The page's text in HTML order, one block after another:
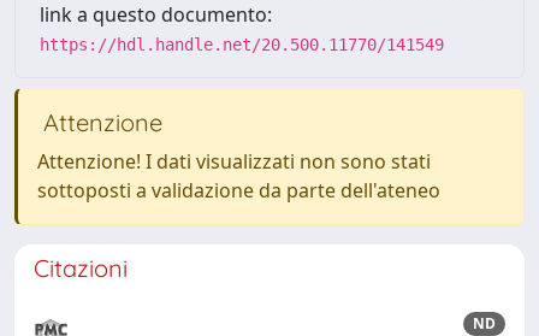
link a questo documento:
https://hdl.handle.net/20.500.11770/141549
Attenzione
Attenzione! I dati visualizzati non sono stati
sottoposti a validazione da parte dell'ateneo
Citazioni
ND